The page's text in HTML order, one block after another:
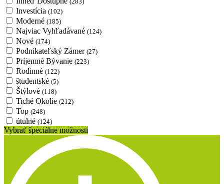
Investícia (102)
Moderné (185)
Najviac Vyhľadávané (124)
Nové (174)
Podnikateľský Zámer (27)
Príjemné Bývanie (223)
Rodinné (122)
študentské (5)
Štýlové (118)
Tiché Okolie (212)
Top (248)
útulné (124)
Vybrať špeciálne možnosti